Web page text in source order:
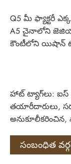
Q5 మీ ఫ్యాక్టరీ
A5 చైనాలోని
కౌంటీలోని యిషాన్
హాట్ ట్యాగ్‌లు: ఐస్
తయారీదారులు,
సంబంధిత